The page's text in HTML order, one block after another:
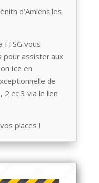
d’Amiens les
FFSG vous
pour assister aux
Ice en
de
2 et 3 via le lien
places !